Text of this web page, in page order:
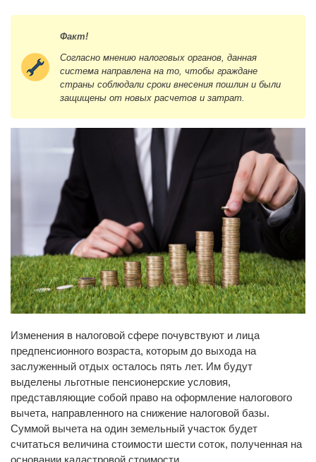
Факт!
Согласно мнению налоговых органов, данная
система направлена на то, чтобы граждане
страны соблюдали сроки внесения пошлин и были
защищены от новых расчетов и затрат.
Изменения в налоговой сфере почувствуют и лица
предпенсионного возраста, которым до выхода на
заслуженный отдых осталось пять лет. Им будут
выделены льготные пенсионерские условия,
представляющие собой право на оформление налогового
вычета, направленного на снижение налоговой базы.
Суммой вычета на один земельный участок будет
считаться величина стоимости шести соток, полученная на